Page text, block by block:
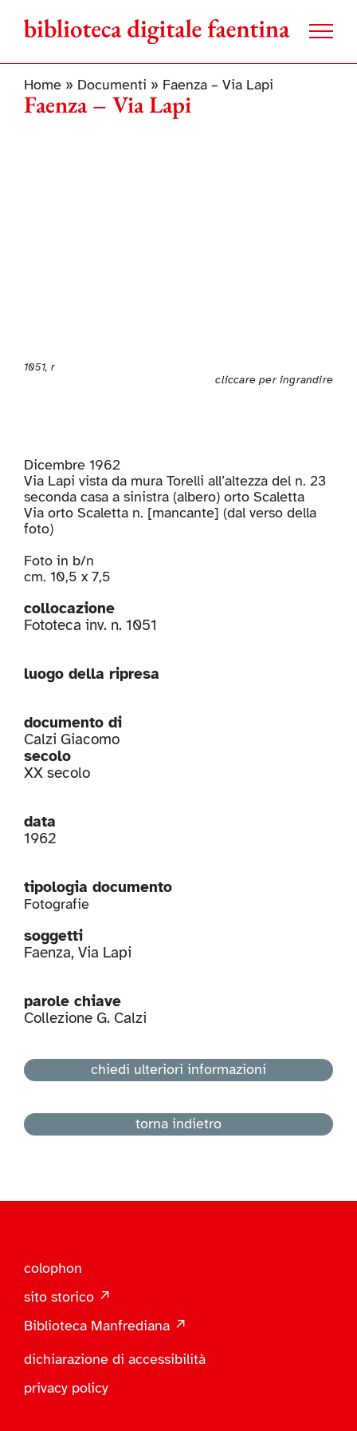
contenuto
Home» Documenti » Faenza – Via Lapi
Faenza – Via Lapi
1051, r
cliccare per ingrandire
Dicembre 1962
Via Lapi vista da mura Torelli all’altezza del n. 23
seconda casa a sinistra (albero) orto Scaletta
Via orto Scaletta n. [mancante] (dal verso della
foto)
Foto in b/n
cm. 10,5 x 7,5
collocazione
Fototeca inv. n. 1051
luogo della ripresa
documento di
Calzi Giacomo
secolo
XX secolo
data
1962
tipologia documento
Fotografie
soggetti
Faenza, Via Lapi
parole chiave
Collezione G. Calzi
chiedi ulteriori informazioni
torna indietro
colophon
sito storico ↗
Biblioteca Manfrediana ↗
dichiarazione di accessibilità
privacy policy